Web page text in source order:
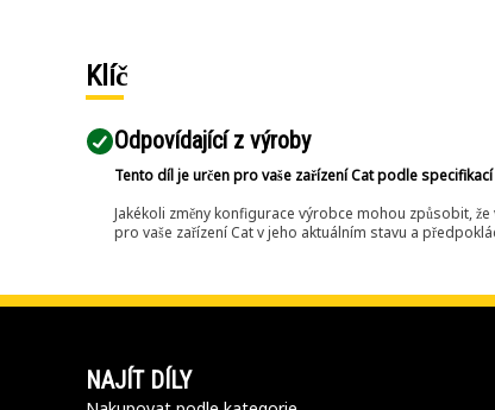
Klíč
Odpovídající z výroby
Tento díl je určen pro vaše zařízení Cat podle
Jakékoli změny konfigurace výrobce mohou způsobit,
pro vaše zařízení Cat v jeho aktuálním stavu a
NAJÍT DÍLY